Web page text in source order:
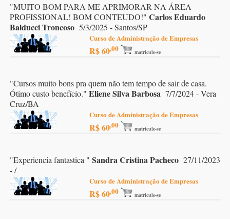
"MUITO BOM PARA ME APRIMORAR NA ÁREA
PROFISSIONAL! BOM CONTEUDO!" Carlos Eduardo
Balducci Troncoso 5/3/2025 - Santos/SP
Curso de Administração de Empresas
R$ 60,00 matricule-se
"Cursos muito bons pra quem não tem tempo de sair de casa.
Ótimo custo benefício." Eliene Silva Barbosa 7/7/2024 - Vera
Cruz/BA
Curso de Administração de Empresas
R$ 60,00 matricule-se
"Experiencia fantastica " Sandra Cristina Pacheco 27/11/2023
- /
Curso de Administração de Empresas
R$ 60,00 matricule-se